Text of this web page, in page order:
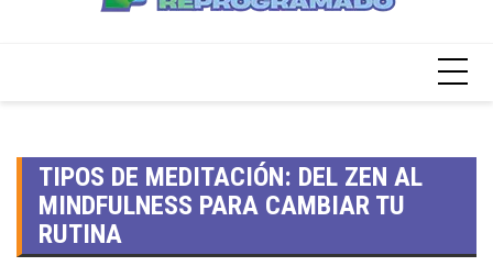
TIPOS DE MEDITACIÓN: DEL ZEN AL
MINDFULNESS PARA CAMBIAR TU
RUTINA